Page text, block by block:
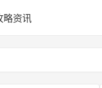
略资讯